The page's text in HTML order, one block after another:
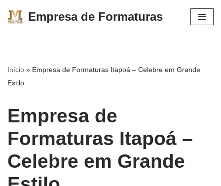
conteúdo
Empresa de Formaturas
Início » Empresa de Formaturas Itapoá – Celebre em Grande
Estilo
Empresa de
Formaturas Itapoá –
Celebre em Grande